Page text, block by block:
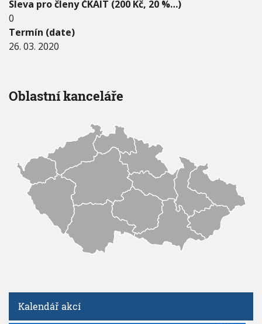
Sleva pro členy ČKAIT (200 Kč, 20 %…)
0
Termín (date)
26. 03. 2020
Oblastní kanceláře
Kalendář akcí